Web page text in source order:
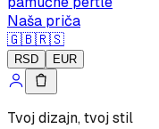
Naša priča
🇬🇧🇷🇸
RSD EUR
Tvoj dizajn, tvoj stil